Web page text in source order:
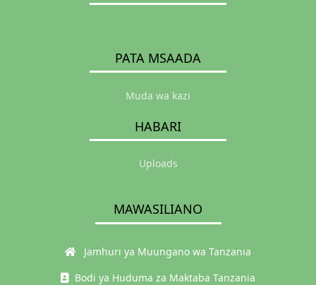
PATA MSAADA
Muda wa kazi
HABARI
Uploads
MAWASILIANO
Jamhuri ya Muungano wa Tanzania
Bodi ya Huduma za Maktaba Tanzania